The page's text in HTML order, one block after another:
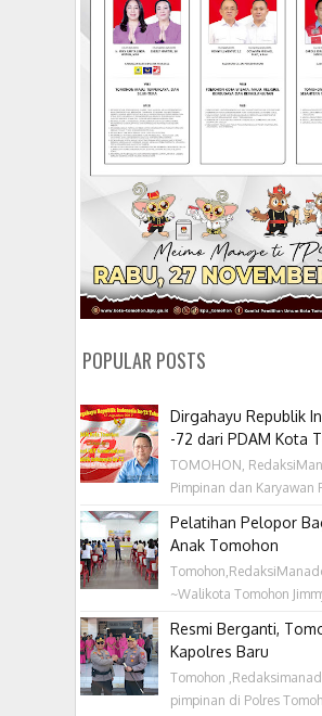
POPULAR POSTS
Dirgahayu Republik
-72 dari PDAM Kota
TOMOHON,
Pimpinan dan Karyawan
Pelatihan Pelopor
Anak Tomohon
~Walikota Tomohon
Resmi Berganti,
Kapolres Baru
Tomohon
pimpinan di Polres